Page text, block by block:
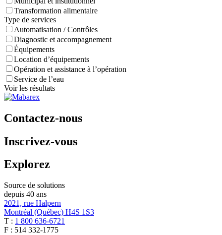
Transformation alimentaire
Type de services
Automatisation / Contrôles
Diagnostic et accompagnement
Équipements
Location d’équipements
Opération et assistance à l’opération
Service de l’eau
Voir les résultats
Contactez-nous
Inscrivez-vous
Explorez
Source de solutions
depuis 40 ans
2021, rue Halpern
Montréal (Québec) H4S 1S3
T : 1 800 636-6721
F : 514 332-1775